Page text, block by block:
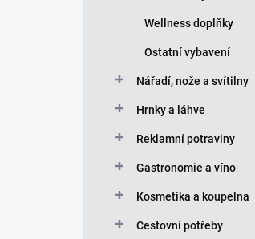
Wellness doplňky
Ostatní vybavení
Nářadí, nože a svítilny
Hrnky a láhve
Reklamní potraviny
Gastronomie a víno
Kosmetika a koupelna
Cestovní potřeby